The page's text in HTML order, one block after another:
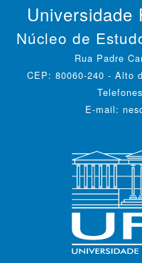
Universidade
Núcleo de
Rua Padre
CEP:
E-mail: